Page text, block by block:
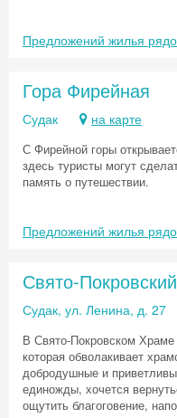
Предложений жилья
Гора Фирейная
Судак на карте
С Фирейной горы
здесь туристы могут
память о путешествии.
Предложений жилья
Свято-
Судак, ул. Ленина, д. 27
В Свято-Покровском
которая обволакивает
добродушные и
единожды, хочется
ощутить благоговение,